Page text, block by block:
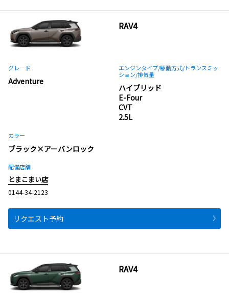
RAV4
グレード
Adventure
エンジンタイプ/駆動方式/トランスミッ
ション/排気量
ハイブリッド
E-Four
CVT
2.5L
カラー
ブラック×アーバンロック
配備店舗
とまこまい店
0144-34-2123
リクエスト予約
RAV4